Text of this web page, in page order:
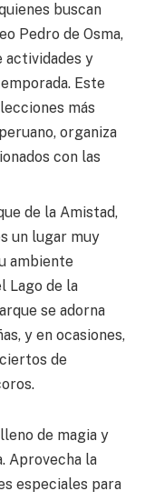
buscan
Pedro de Osma,
actividades y
Este
más
organiza
con las
de la Amistad,
un lugar muy
ambiente
Lago de la
se adorna
y en ocasiones,
de
de magia y
Aprovecha la
especiales para